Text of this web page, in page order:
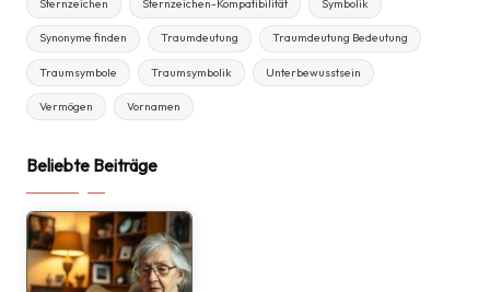
Sternzeichen Sternzeichen-Kompatibilität Symbolik
Synonyme finden Traumdeutung Traumdeutung Bedeutung
Traumsymbole Traumsymbolik Unterbewusstsein
Vermögen Vornamen
Beliebte Beiträge